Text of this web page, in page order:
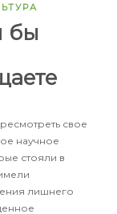
бы
свое
научное
стояли в
лишнего